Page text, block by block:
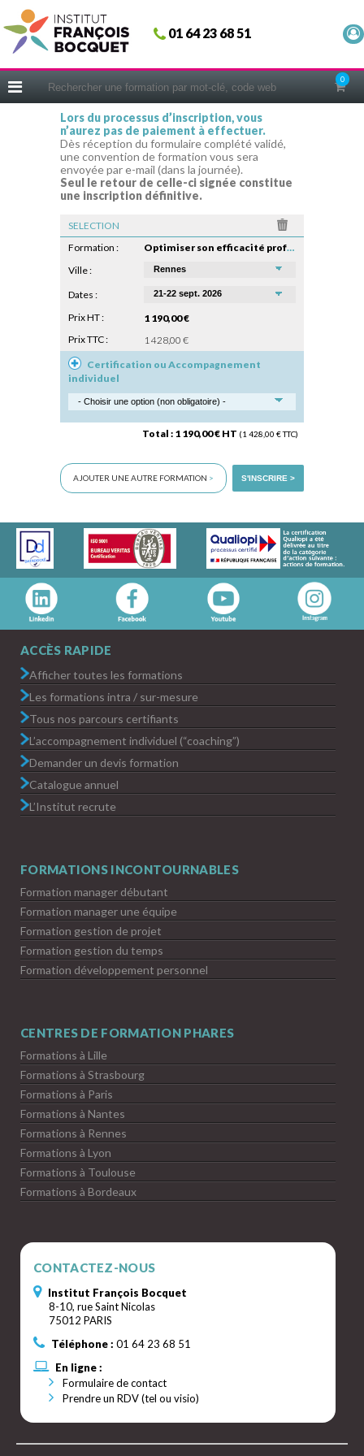
01 64 23 68 51
0
Fermer
ACCUEIL
CERIFICATIONS
INTRAS | SUR-MESURE
COACHING
EN PRATIQUE
CONSEILS MICRO-COACHING
PODCAST
WEBINAIRES
QUESTIONNAIRE GRATUIT
Lors du processus d’inscription, vous
n’aurez pas de paiement à effectuer.
Dès réception du formulaire complété validé,
une convention de formation vous sera
envoyée par e-mail (dans la journée).
Seul le retour de celle-ci signée constitue
une inscription définitive.
Total : 1 190,00 € HT (1 428,00 € TTC)
Formation :
Optimiser son efficacité professionnelle
Ville :
Dates :
Prix HT :
1 190,00 €
Prix TTC :
1 428,00 €
SELECTION
Certification ou Accompagnement
individuel
AJOUTER UNE AUTRE FORMATION > S'INSCRIRE >
ACCÈS RAPIDE
Afficher toutes les formations
Les formations intra / sur-mesure
Tous nos parcours certifiants
L’accompagnement individuel (“coaching”)
Demander un devis formation
Catalogue annuel
L’Institut recrute
FORMATIONS INCONTOURNABLES
Formation manager débutant
Formation manager une équipe
Formation gestion de projet
Formation gestion du temps
Formation développement personnel
CENTRES DE FORMATION PHARES
Formations à Lille
Formations à Strasbourg
Formations à Paris
Formations à Nantes
Formations à Rennes
Formations à Lyon
Formations à Toulouse
Formations à Bordeaux
CONTACTEZ-NOUS
Institut François Bocquet
8-10, rue Saint Nicolas
75012 PARIS
Téléphone : 01 64 23 68 51
En ligne :
Formulaire de contact
Prendre un RDV (tel ou visio)